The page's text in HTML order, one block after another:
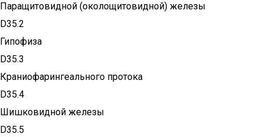
Паращитовидной (околощитовидной) железы
D35.2
Гипофиза
D35.3
Краниофарингеального протока
D35.4
Шишковидной железы
D35.5